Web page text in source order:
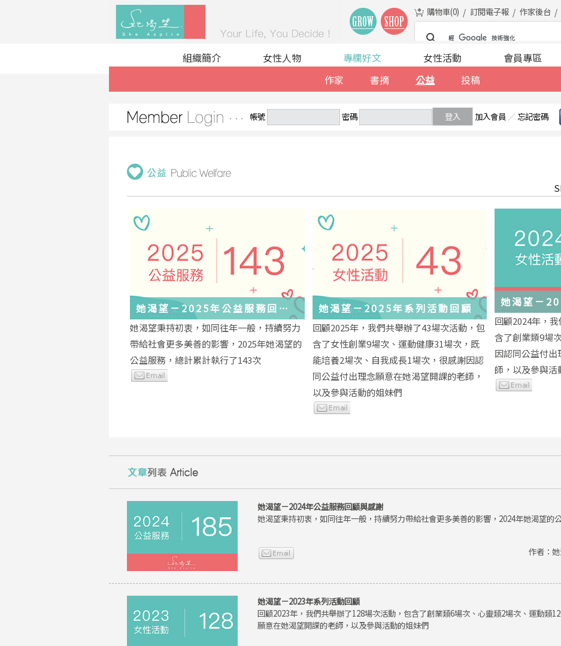
購物車(0) 訂閱電子報 作家後台
組織簡介 女性人物
專欄好文
作家
書摘 公益 投稿
女性活動 會員專區
帳號 密碼 登入 加入會員 ／ 忘記密碼
她渴望－2025年公益服務回顧
與感謝
她渴望秉持初衷，如同往年一般，持續努力
帶給社會更多美善的影響，2025年她渴望的
公益服務，總計累計執行了143次
她渴望－2025年系列活動回顧
回顧2025年，我們共舉辦了43場次活動，包
含了女性創業9場次、運動健康31場次，既
能培養2場次、自我成長1場次，很感謝因認
同公益付出理念願意在她渴望開課的老師，
以及參與活動的姐妹們
她渴望－
回顧2024年，
含了創業類9場
因認同公益付
師，以及參與活
她渴望－2024年公益服務回顧與感謝
她渴望秉持初衷，如同往年一般，持續努力帶給社會更多美善的影響，2024年她渴望的
作者：
她渴望－2023年系列活動回顧
回顧2023年，我們共舉辦了128場次活動，包含了創業類6場次、心靈類2場次、運動類
願意在她渴望開課的老師，以及參與活動的姐妹們